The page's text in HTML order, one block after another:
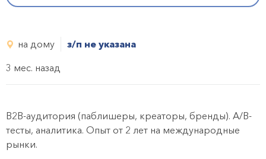
на дому
з/п не указана
3 мес. назад
B2B-аудитория (паблишеры, креаторы, бренды). A/B-
тесты, аналитика. Опыт от 2 лет на международные
рынки.